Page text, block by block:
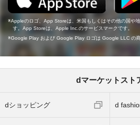
Appleのロゴ、App Storeは、米国もしくはその他の国や
す。App Storeは、Apple Inc.のサービスマークです。
Google Play および Google Play ロゴは Google LLC の商
dマーケットスト
dショッピング d